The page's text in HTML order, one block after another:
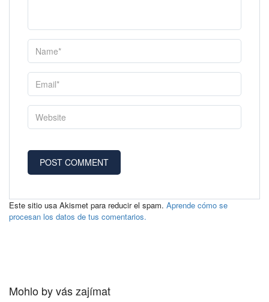
Este sitio usa Akismet para reducir el spam. Aprende cómo se
procesan los datos de tus comentarios.
Mohlo by vás zajímat